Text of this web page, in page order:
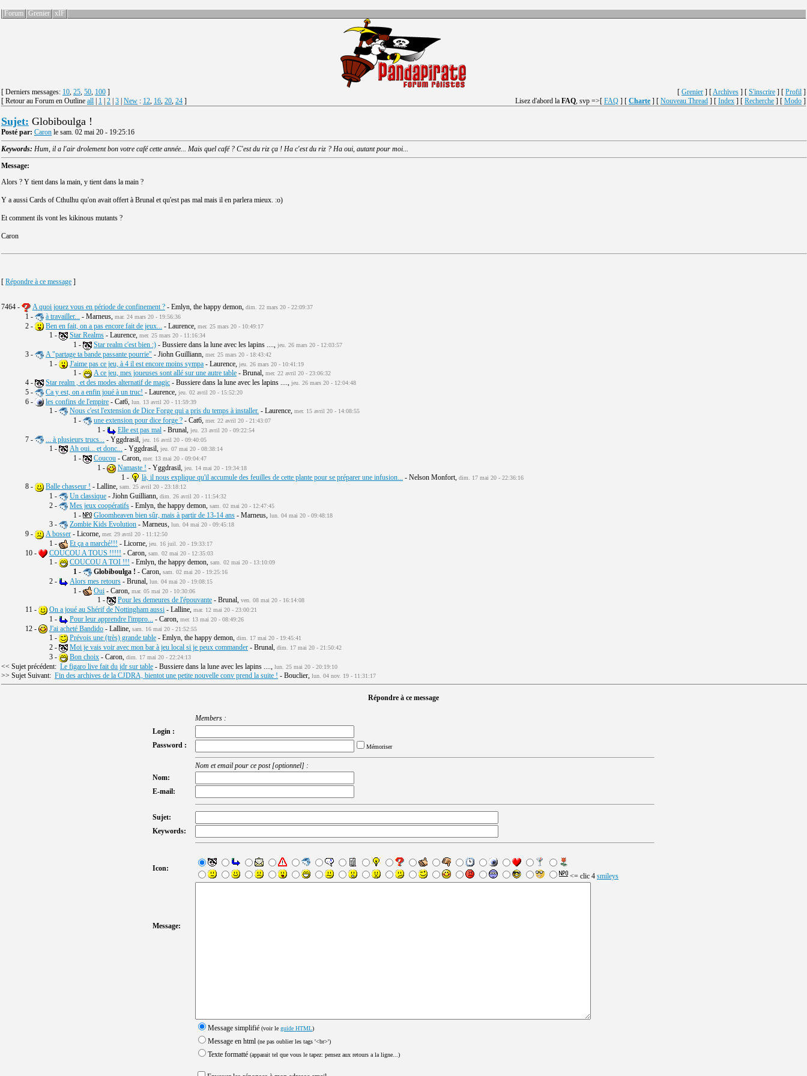
Forum Grenier xIF
[ Derniers messages: 10, 25, 50, 100 ]
[ Retour au Forum en Outline all 1 2 3 New : 12, 16, 20, 24 ]
[ Grenier ] [Archives ] [ S'inscrire ] [ Profil ]
Lisez d'abord la FAQ, svp =>[ FAQ ] [ Charte ] [ Nouveau Thread ] [ Index ] [ Recherche ] [ Modo ]
Sujet: Globiboulga !
Posté par: Caron le sam. 02 mai 20 - 19:25:16
Keywords: Hum, il a l'air drolement bon votre café cette année... Mais quel café ? C'est du riz ça ! Ha c'est du riz ? Ha oui, autant pour moi...
Message:
Alors ? Y tient dans la main, y tient dans la main ?
Y a aussi Cards of Cthulhu qu'on avait offert à Brunal et qu'est pas mal mais il en parlera mieux. :o)
Et comment ils vont les kikinous mutants ?
Caron
[ Répondre à ce message ]
7464 - A quoi jouez vous en période de confinement ? - Emlyn, the happy demon, dim. 22 mars 20 - 22:09:37
1 - à travailler... - Marneus, mar. 24 mars 20 - 19:56:36
2 - Ben en fait, on a pas encore fait de jeux... - Laurence, mer. 25 mars 20 - 10:49:17
1 - Star Realms - Laurence, mer. 25 mars 20 - 11:16:34
1 - Star realm c'est bien :) - Bussiere dans la lune avec les lapins ...., jeu. 26 mars 20 - 12:03:57
3 - A "partage ta bande passante pourrie" - Jiohn Guilliann, mer. 25 mars 20 - 18:43:42
1 - J'aime pas ce jeu, à 4 il est encore moins sympa - Laurence, jeu. 26 mars 20 - 10:41:19
1 - A ce jeu, mes joueuses sont allé sur une autre table - Brunal, mer. 22 avril 20 - 23:06:32
4 - Star realm , et des modes alternatif de magic - Bussiere dans la lune avec les lapins ...., jeu. 26 mars 20 - 12:04:48
5 - Ca y est, on a enfin joué à un truc! - Laurence, jeu. 02 avril 20 - 15:52:20
6 - les confins de l'empire - Cat6, lun. 13 avril 20 - 11:59:39
1 - Nous c'est l'extension de Dice Forge qui a pris du temps à installer. - Laurence, mer. 15 avril 20 - 14:08:55
1 - une extension pour dice forge ? - Cat6, mer. 22 avril 20 - 21:43:07
1 - Elle est pas mal - Brunal, jeu. 23 avril 20 - 09:22:54
7 - ... à plusieurs trucs... - Yggdrasil, jeu. 16 avril 20 - 09:40:05
1 - Ah oui... et donc... - Yggdrasil, jeu. 07 mai 20 - 08:38:14
1 - Coucou - Caron, mer. 13 mai 20 - 09:04:47
1 - Namaste ! - Yggdrasil, jeu. 14 mai 20 - 19:34:18
1 - là, il nous explique qu'il accumule des feuilles de cette plante pour se préparer une infusion... - Nelson Monfort, dim. 17 mai 20 - 22:36:16
8 - Balle chasseur ! - Lalline, sam. 25 avril 20 - 23:18:12
1 - Un classique - Jiohn Guilliann, dim. 26 avril 20 - 11:54:32
2 - Mes jeux coopératifs - Emlyn, the happy demon, sam. 02 mai 20 - 12:47:45
1 - Gloomheaven bien sûr, mais à partir de 13-14 ans - Marneus, lun. 04 mai 20 - 09:48:18
3 - Zombie Kids Evolution - Marneus, lun. 04 mai 20 - 09:45:18
9 - A bosser - Licorne, mer. 29 avril 20 - 11:12:50
1 - Et ça a marché!!! - Licorne, jeu. 16 juil. 20 - 19:33:17
10 - COUCOU A TOUS !!!!! - Caron, sam. 02 mai 20 - 12:35:03
1 - COUCOU A TOI !!! - Emlyn, the happy demon, sam. 02 mai 20 - 13:10:09
1 - Globiboulga ! - Caron, sam. 02 mai 20 - 19:25:16
2 - Alors mes retours - Brunal, lun. 04 mai 20 - 19:08:15
1 - Oui - Caron, mar. 05 mai 20 - 10:30:06
1 - Pour les demeures de l'épouvante - Brunal, ven. 08 mai 20 - 16:14:08
11 - On a joué au Shérif de Nottingham aussi - Lalline, mar. 12 mai 20 - 23:00:21
1 - Pour leur apprendre l'impro... - Caron, mer. 13 mai 20 - 08:49:26
12 - J'ai acheté Bandido - Lalline, sam. 16 mai 20 - 21:52:55
1 - Prévois une (très) grande table - Emlyn, the happy demon, dim. 17 mai 20 - 19:45:41
2 - Moi je vais voir avec mon bar à jeu local si je peux commander - Brunal, dim. 17 mai 20 - 21:50:42
3 - Bon choix - Caron, dim. 17 mai 20 - 22:24:13
<< Sujet précédent: Le figaro live fait du jdr sur table - Bussiere dans la lune avec les lapins ...., lun. 25 mai 20 - 20:19:10
>> Sujet Suivant: Fin des archives de la CJDRA, bientot une petite nouvelle conv prend la suite ! - Bouclier, lun. 04 nov. 19 - 11:31:17
Répondre à ce message
Members :
Login :
Password :
Mémoriser
Nom et email pour ce post [optionnel] :
Nom:
E-mail:
Sujet:
Keywords:
Icon:
<= clic 4 smileys
Message:
Message simplifié (voir le guide HTML)
Message en html (ne pas oublier les tags '<br>')
Texte formatté (apparait tel que vous le tapez: pensez aux retours a la ligne...)